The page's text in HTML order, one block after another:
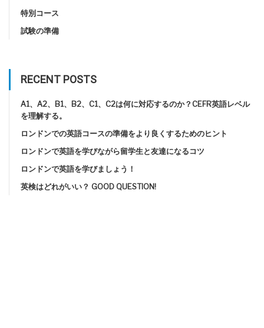
特別コース
試験の準備
RECENT POSTS
A1、A2、B1、B2、C1、C2は何に対応するのか？CEFR英語レベル
を理解する。
ロンドンでの英語コースの準備をより良くするためのヒント
ロンドンで英語を学びながら留学生と友達になるコツ
ロンドンで英語を学びましょう！
英検はどれがいい？ GOOD QUESTION!